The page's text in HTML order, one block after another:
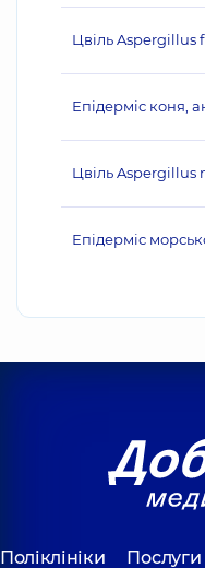
Цвіль Aspergillus
Епідерміс коня,
Цвіль Aspergillus
Епідерміс
Поліклініки
Послуги